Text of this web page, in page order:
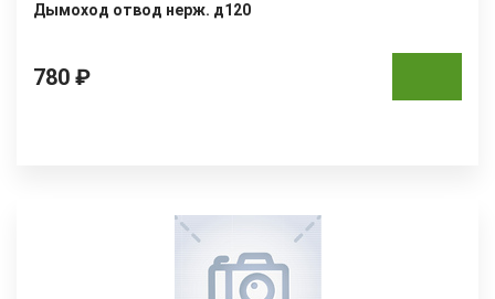
Дымоход отвод нерж. д120
780 ₽